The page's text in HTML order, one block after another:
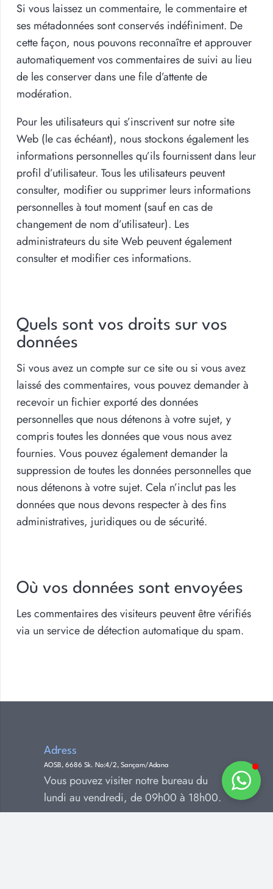
Si vous laissez un commentaire, le commentaire et
ses métadonnées sont conservés indéfiniment. De
cette façon, nous pouvons reconnaître et approuver
automatiquement vos commentaires de suivi au lieu
de les conserver dans une file d’attente de
modération.
Pour les utilisateurs qui s’inscrivent sur notre site
Web (le cas échéant), nous stockons également les
informations personnelles qu’ils fournissent dans leur
profil d’utilisateur. Tous les utilisateurs peuvent
consulter, modifier ou supprimer leurs informations
personnelles à tout moment (sauf en cas de
changement de nom d’utilisateur). Les
administrateurs du site Web peuvent également
consulter et modifier ces informations.
Quels sont vos droits sur vos
données
Si vous avez un compte sur ce site ou si vous avez
laissé des commentaires, vous pouvez demander à
recevoir un fichier exporté des données
personnelles que nous détenons à votre sujet, y
compris toutes les données que vous nous avez
fournies. Vous pouvez également demander la
suppression de toutes les données personnelles que
nous détenons à votre sujet. Cela n’inclut pas les
données que nous devons respecter à des fins
administratives, juridiques ou de sécurité.
Où vos données sont envoyées
Les commentaires des visiteurs peuvent être vérifiés
via un service de détection automatique du spam.
Adress
AOSB, 6686 Sk. No:4/2, Sarıçam/Adana
Vous pouvez visiter notre bureau du
lundi au vendredi, de 09h00 à 18h00.